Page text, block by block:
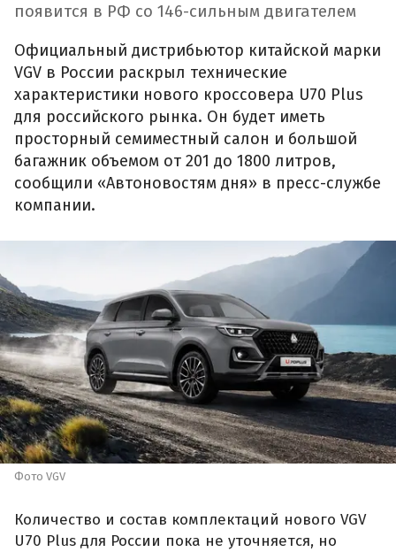
появится в РФ со 146-сильным двигателем
Официальный дистрибьютор китайской марки
VGV в России раскрыл технические
характеристики нового кроссовера U70 Plus
для российского рынка. Он будет иметь
просторный семиместный салон и большой
багажник объемом от 201 до 1800 литров,
сообщили «Автоновостям дня» в пресс-службе
компании.
Фото VGV
Количество и состав комплектаций нового VGV
U70 Plus для России пока не уточняется, но